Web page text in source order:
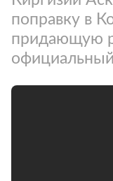
поправку в
придающую
официальный